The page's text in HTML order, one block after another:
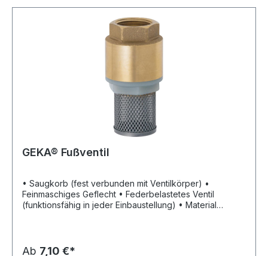
GEKA® Fußventil
• Saugkorb (fest verbunden mit Ventilkörper) •
Feinmaschiges Geflecht • Federbelastetes Ventil
(funktionsfähig in jeder Einbaustellung) • Material
Betriebstemperaturen: Wasser von 0 °C bis +90 °C, Luft
Ab 7,10 €*